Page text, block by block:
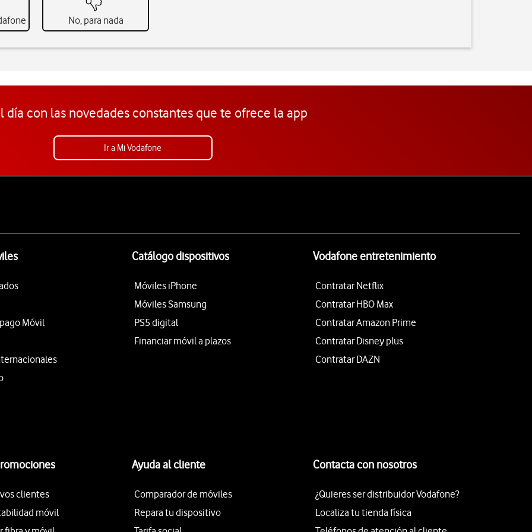
No, para nada
día con las novedades constantes que te ofrece la app
Ir a Mi Vodafone
Móvil
Catálogo dispositivos
Móviles iPhone
Móviles Samsung
PS5 digital
Financiar móvil a plazos
Vodafone entretenimiento
Contratar Netflix
Contratar HBO Max
Contratar Amazon Prime
Contratar Disney plus
Contratar DAZN
clientes
móvil
Ayuda al cliente
Comparador de móviles
Repara tu dispositivo
Contacta con nosotros
¿Quieres ser distribuidor Vodafone?
Localiza tu tienda física